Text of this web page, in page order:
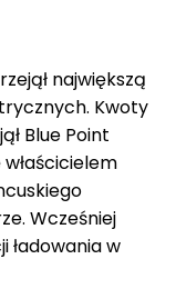
największą
Kwoty
Blue Point
Wcześniej
ładowania w